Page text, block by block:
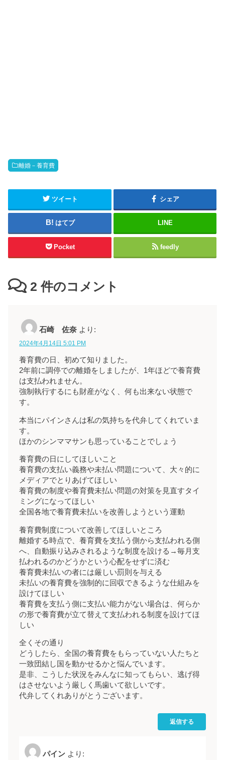
離婚－養育費
ツイート シェア
はてブ LINE
Pocket feedly
2 件のコメント
石崎 佐奈 より:
2024年4月14日 5:01 PM
養育費の日、初めて知りました。
2年前に調停での離婚をしましたが、1年ほどで養育費
は支払われません。
強制執行するにも財産がなく、何も出来ない状態で
す。
本当にパインさんは私の気持ちを代弁してくれていま
す。
ほかのシンママサンも思っていることでしょう
養育費の日にしてほしいこと
養育費の支払い義務や未払い問題について、大々的に
メディアでとりあげてほしい
養育費の制度や養育費未払い問題の対策を見直すタイ
ミングになってほしい
全国各地で養育費未払いを改善しようという運動
養育費制度について改善してほしいところ
離婚する時点で、養育費を支払う側から支払われる側
へ、自動振り込みされるような制度を設ける→毎月支
払われるのかどうかという心配をせずに済む
養育費未払いの者には厳しい罰則を与える
未払いの養育費を強制的に回収できるような仕組みを
設けてほしい
養育費を支払う側に支払い能力がない場合は、何らか
の形で養育費が立て替えて支払われる制度を設けてほ
しい
全くその通り
どうしたら、全国の養育費をもらっていない人たちと
一致団結し国を動かせるかと悩んでいます。
是非、こうした状況をみんなに知ってもらい、逃げ得
はさせないよう厳しく馬歯いて欲しいです。
代弁してくれありがとうございます。
返信する
パイン より: